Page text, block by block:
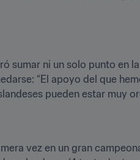
sumar ni un solo punto en
“El apoyo del que
pueden estar muy